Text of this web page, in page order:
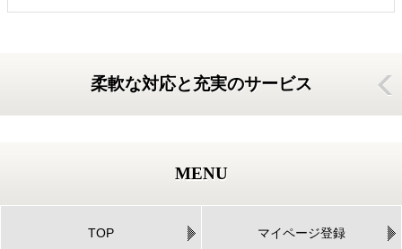
柔軟な対応と充実のサービス
MENU
TOP マイページ登録